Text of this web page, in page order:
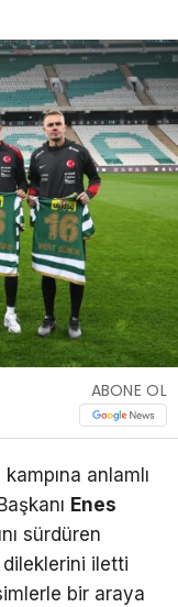
ABONE OL
kampına anlamlı
Enes
sürdüren
iletti
bir araya